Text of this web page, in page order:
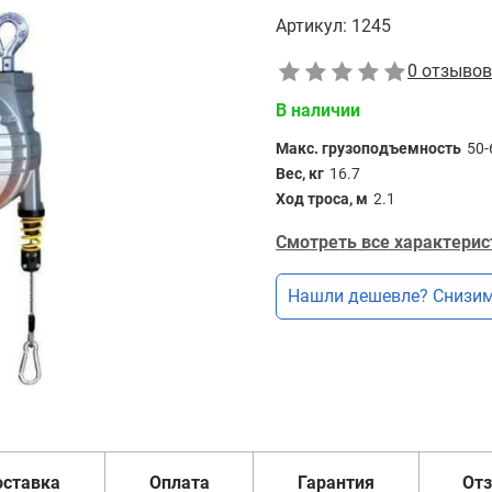
Артикул: 1245
0 отзывов
В наличии
Макс. грузоподъемность 50-
Вес, кг 16.7
Ход троса, м 2.1
Смотреть все
Нашли дешевле?
Оплата Гарантия